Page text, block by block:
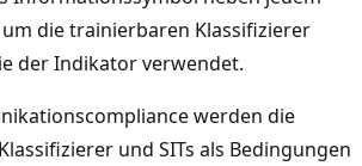
die trainierbaren Klassifizierer
der Indikator verwendet.
werden die
und SITs als Bedingungen